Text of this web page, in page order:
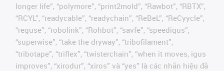
longer life”, “polymore”, “print2mold”, “Rawbot”, “RBTX”,
“RCYL”, “readycable”, “readychain”, “ReBeL”, “ReCyycle”,
“reguse”, “robolink”, “Rohbot”, “savfe”, “speedigus”,
“superwise”, “take the dryway”, “tribofilament”,
“tribotape”, “triflex”, “twisterchain”, “when it moves, igus
improves”, “xirodur”, “xiros” và “yes” là các nhãn hiệu đã